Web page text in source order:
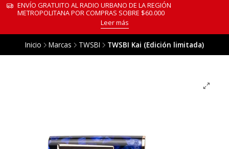
ENVÍO GRATUITO AL RADIO URBANO DE LA REGIÓN
METROPOLITANA POR COMPRAS SOBRE $60.000
Leer más
Inicio Marcas TWSBI TWSBI Kai (Edición limitada)